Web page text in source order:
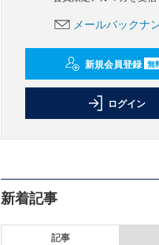
メールバックナ
新規会員登録 無
ログイン
新着記事
記事